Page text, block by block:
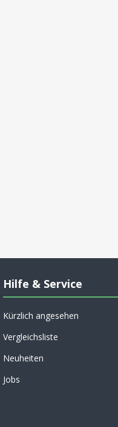
Hilfe & Service
Kürzlich angesehen
Vergleichsliste
Neuheiten
Jobs